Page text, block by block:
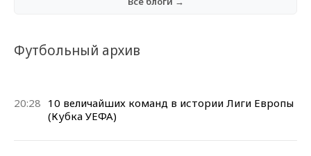
Футбольный архив
20:28 10 величайших команд в истории Лиги Европы
(Кубка УЕФА)